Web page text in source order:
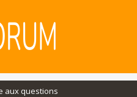
aux questions